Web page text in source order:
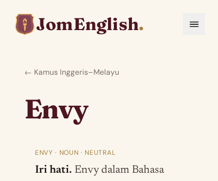
JomEnglish.
← Kamus Inggeris–Melayu
Envy
ENVY · NOUN · NEUTRAL
Iri hati. Envy dalam Bahasa